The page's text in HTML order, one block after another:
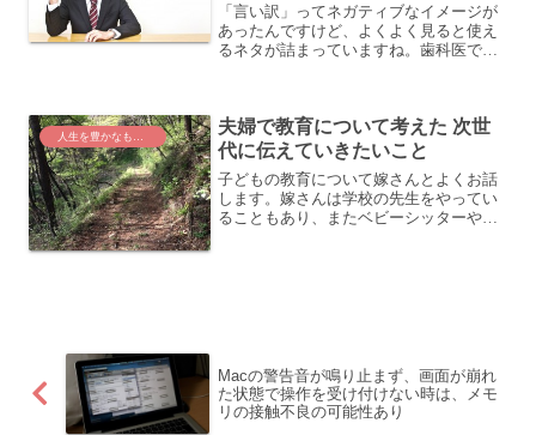
「言い訳」ってネガティブなイメージが
あったんですけど、よくよく見ると使え
るネタが詰まっていますね。歯科医でこ
たのですが・・・歯科衛...
人生を豊かなものに
夫婦で教育について考えた 次世
代に伝えていきたいこと
子どもの教育について嫁さんとよくお話
します。嫁さんは学校の先生をやってい
ることもあり、またベビーシッターやキ
Macの警告音が鳴り止まず、画面が崩れ
た状態で操作を受け付けない時は、メモ
リの接触不良の可能性あり